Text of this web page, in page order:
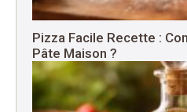
Pizza Facile Recette :
Pâte Maison ?